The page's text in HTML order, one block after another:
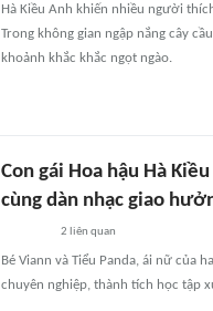
Hà Kiều Anh khiến nhiều người
Trong không gian ngập nắng cây
khoảnh khắc khắc ngọt ngào.
Con gái Hoa hậu Hà
cùng dàn nhạc giao
2 liên quan
Bé Viann và Tiểu Panda, ái nữ của
chuyên nghiệp, thành tích học tập